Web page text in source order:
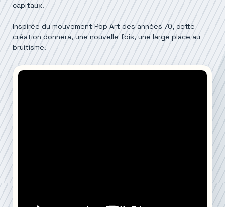
capitaux.
Inspirée du mouvement Pop Art des années 70, cette
création donnera, une nouvelle fois, une large place au
bruitisme.